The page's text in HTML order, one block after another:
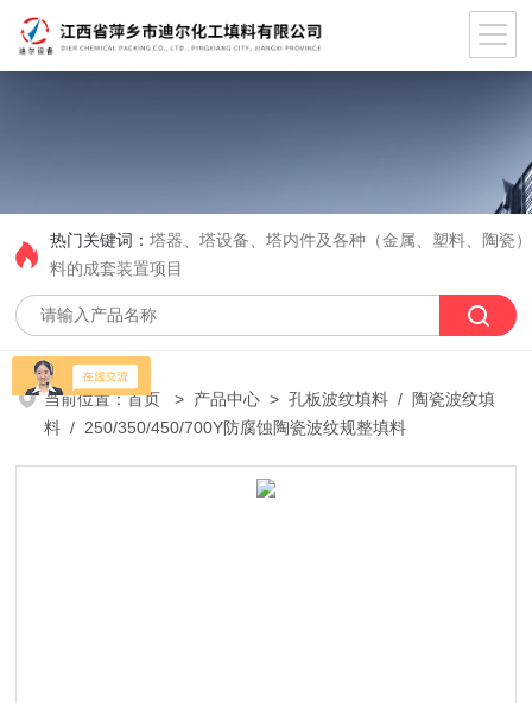
热门关键词：塔器、塔设备、塔内件及各种（金属、塑料、陶瓷
料的成套装置项目
当前位置：首页 > 产品中心 >孔板波纹填料 / 陶瓷波纹填
料 / 250/350/450/700Y防腐蚀陶瓷波纹规整填料